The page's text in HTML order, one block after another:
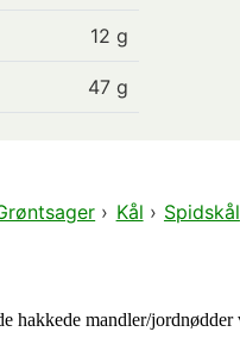
12 g
47 g
› Kål › Spidskål